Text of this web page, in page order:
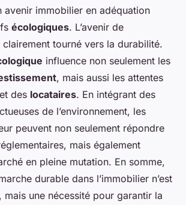
avenir immobilier en adéquation
écologiques. L’avenir de
clairement tourné vers la durabilité.
influence non seulement les
, mais aussi les attentes
et des locataires. En intégrant des
de l’environnement, les
peuvent non seulement répondre
mais également
en pleine mutation. En somme,
durable dans l’immobilier n’est
mais une nécessité pour garantir la